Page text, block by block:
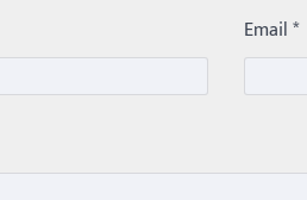
Email*